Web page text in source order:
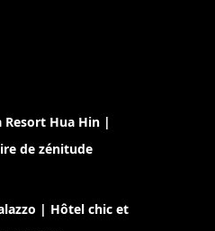
Resort Hua Hin |
de zénitude
| Hôtel chic et